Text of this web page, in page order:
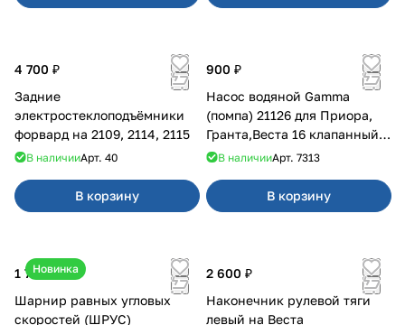
4 700 ₽
Задние
электростеклоподъёмники
форвард на 2109, 2114, 2115
В наличииАрт. 40
В корзину
900 ₽
Насос водяной Gamma
(помпа) 21126 для Приора,
Гранта,Веста 16 клапанный
двигатель.
В наличииАрт. 7313
В корзину
Новинка
1 750 ₽
Шарнир равных угловых
скоростей (ШРУС)
2 600 ₽
Наконечник рулевой тяги
левый на Веста